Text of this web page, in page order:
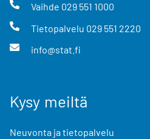
Vaihde 029 551 1000
Tietopalvelu 029 551 2220
info@stat.fi
Kysy meiltä
Neuvonta ja tietopalvelu